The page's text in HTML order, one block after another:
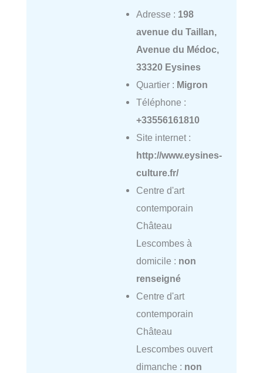
Adresse : 198
avenue du Taillan,
Avenue du Médoc,
33320 Eysines
Quartier : Migron
Téléphone :
+33556161810
Site internet :
http://www.eysines-
culture.fr/
Centre d'art
contemporain
Château
Lescombes à
domicile : non
renseigné
Centre d'art
contemporain
Château
Lescombes ouvert
dimanche : non